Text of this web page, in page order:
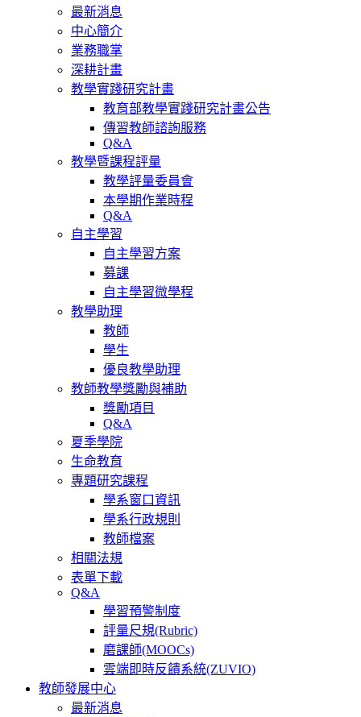
最新消息
中心簡介
業務職掌
深耕計畫
教學實踐研究計畫
教育部教學實踐研究計畫公告
傳習教師諮詢服務
Q&A
教學暨課程評量
教學評量委員會
本學期作業時程
Q&A
自主學習
自主學習方案
募課
自主學習微學程
教學助理
教師
學生
優良教學助理
教師教學獎勵與補助
獎勵項目
Q&A
夏季學院
生命教育
專題研究課程
學系窗口資訊
學系行政規則
教師檔案
相關法規
表單下載
Q&A
學習預警制度
評量尺規(Rubric)
磨課師(MOOCs)
雲端即時反饋系統(ZUVIO)
教師發展中心
最新消息